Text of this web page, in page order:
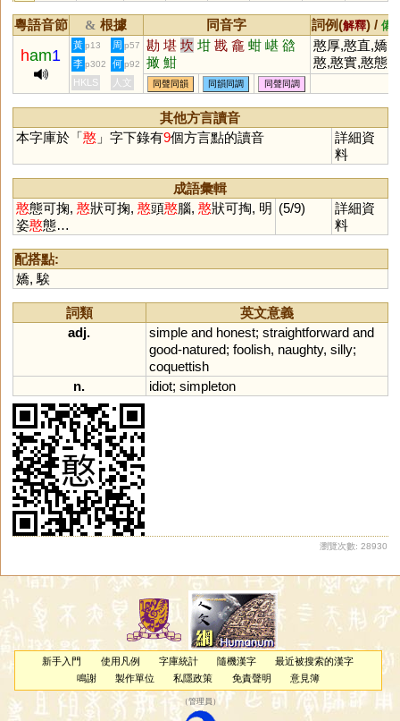
粵語音節 & 根據 同音字 詞例(解釋) / 備
ham1
黃 p13 周 p57 勘 堪 坎 坩 戡 龕 蚶 嵁 谽
撖 魽
憨厚,憨直,嬌
憨,憨實,憨態,
李 p302 何 p92
HKLS 人文 同聲同韻 同韻同調 同聲同調
其他方言讀音
本字庫於「憨」字下錄有9個方言點的讀音
詳細資
料
成語彙輯
憨態可掬, 憨狀可掬, 憨頭憨腦, 憨狀可掏, 明
姿憨態…
(5/9)
詳細資
料
配搭點:
嬌, 騃
詞類
英文意義
adj.
simple and honest; straightforward and
good-natured; foolish, naughty, silly;
coquettish
n.
idiot; simpleton
瀏覽次數: 28930
新手入門 使用凡例 字庫統計 隨機漢字
最近被搜索的漢字
鳴謝
製作單位 私隱政策 免責聲明 意見簿
（管理員 ）